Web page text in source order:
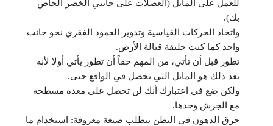
للعمل على المائل (العضلات على جانبي الخصر الخاص
بك).
واتخاذ الحركات القياسية وتدوير العمود الفقري نحو جانب
واحد كما كنت حليقة قبالة الأرض.
تطور قبل أن تأتي، من المهم حقاً أن تطور يأتي أولا لأنه
بعد ذلك هو المائل التي تحصل في الواقع حتى.
ولكن ضع في اعتبارك أنك لن تحصل على معدة مسطحة
مع الجرش وحدها.
حرق الدهون في البطن يتطلب صيغة معروفة: استخدام ما